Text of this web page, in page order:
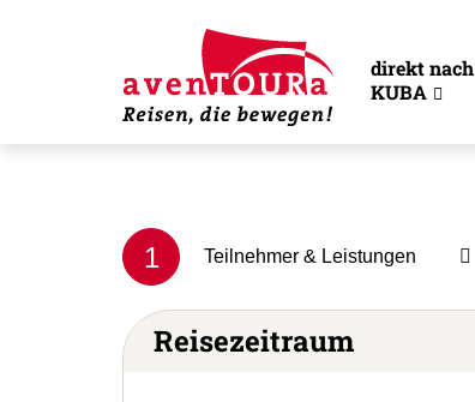
direkt nach
KUBA
1 Teilnehmer & Leistungen
Reisezeitraum